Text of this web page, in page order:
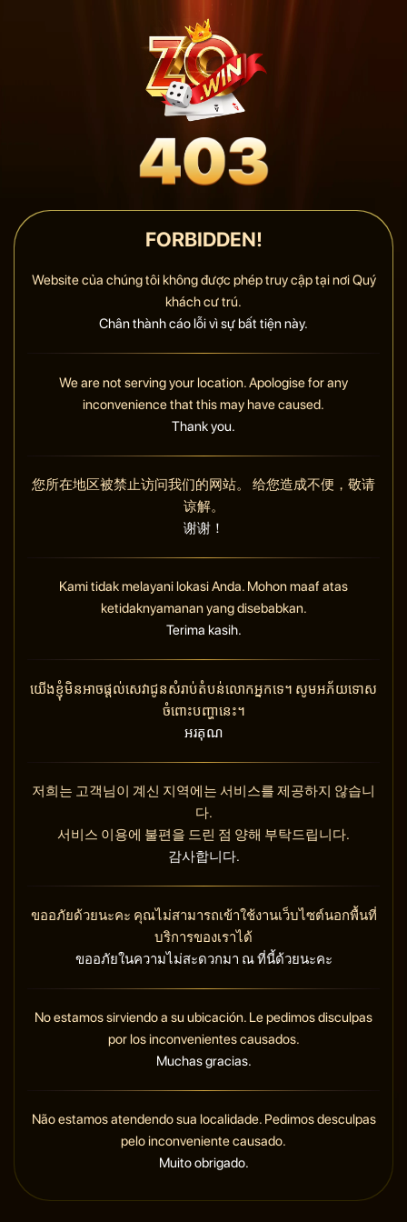
FORBIDDEN!
Website của chúng tôi không được phép truy cập tại nơi Quý
khách cư trú.
Chân thành cáo lỗi vì sự bất tiện này.
We are not serving your location. Apologise for any
inconvenience that this may have caused.
Thank you.
您所在地区被禁止访问我们的网站。 给您造成不便，敬请
谅解。
谢谢！
Kami tidak melayani lokasi Anda. Mohon maaf atas
ketidaknyamanan yang disebabkan.
Terima kasih.
យើងខ្ញុំមិនអាចផ្តល់សេវាជូនសំរាប់តំបន់លោកអ្នកទេ។ សូមអភ័យទោស
ចំពោះបញ្ហានេះ។
អរគុណ
저희는 고객님이 계신 지역에는 서비스를 제공하지 않습니
다.
서비스 이용에 불편을 드린 점 양해 부탁드립니다.
감사합니다.
ขออภัยด้วยนะคะ คุณไม่สามารถเข้าใช้งานเว็บไซต์นอกพื้นที่
บริการของเราได้
ขออภัยในความไม่สะดวกมา ณ ที่นี้ด้วยนะคะ
No estamos sirviendo a su ubicación. Le pedimos disculpas
por los inconvenientes causados.
Muchas gracias.
Não estamos atendendo sua localidade. Pedimos desculpas
pelo inconveniente causado.
Muito obrigado.